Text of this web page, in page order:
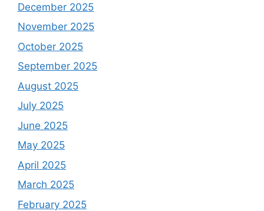
December 2025
November 2025
October 2025
September 2025
August 2025
July 2025
June 2025
May 2025
April 2025
March 2025
February 2025